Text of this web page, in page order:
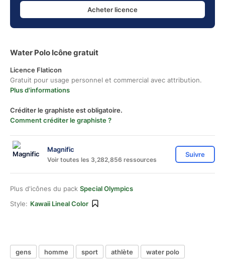
Acheter licence
Water Polo Icône gratuit
Licence Flaticon
Gratuit pour usage personnel et commercial avec attribution.
Plus d'informations
Créditer le graphiste est obligatoire.
Comment créditer le graphiste ?
Magnific
Voir toutes les 3,282,856 ressources
Suivre
Plus d'icônes du pack Special Olympics
Style: Kawaii Lineal Color
gens homme sport athlète water polo